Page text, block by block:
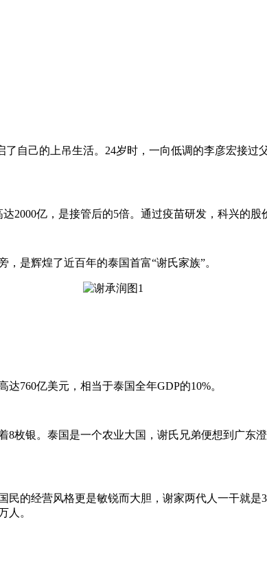
自己的上吊生活。24岁时，一向低调的李彦宏接
2000亿，是接管后的5倍。通过疫苗研发，科兴的
是辉煌了近百年的泰国首富“谢氏家族”。
760亿美元，相当于泰国全年GDP的10%。
8枚银。泰国是一个农业大国，谢氏兄弟便想到广东
的经营风格更是敏锐而大胆，谢家两代人一干就
人。